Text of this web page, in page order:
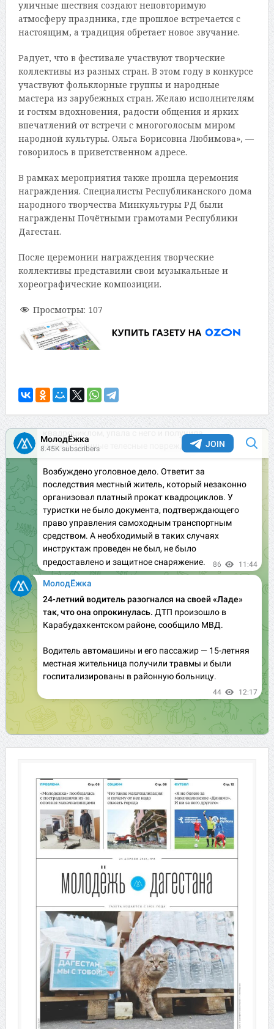
уличные шествия создают неповторимую
атмосферу праздника, где прошлое встречается с
настоящим, а традиция обретает новое звучание.
Радует, что в фестивале участвуют творческие
коллективы из разных стран. В этом году в конкурсе
участвуют фольклорные группы и народные
мастера из зарубежных стран. Желаю исполнителям
и гостям вдохновения, радости общения и ярких
впечатлений от встречи с многоголосым миром
народной культуры. Ольга Борисовна Любимова», —
говорилось в приветственном адресе.
В рамках мероприятия также прошла церемония
награждения. Специалисты Республиканского дома
народного творчества Минкультуры РД были
награждены Почётными грамотами Республики
Дагестан.
После церемонии награждения творческие
коллективы представили свои музыкальные и
хореографические композиции.
Просмотры: 107